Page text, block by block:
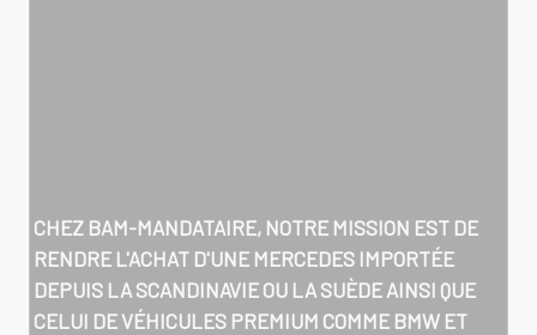
CHEZ BAM-MANDATAIRE, NOTRE MISSION EST DE
RENDRE L'ACHAT D'UNE MERCEDES IMPORTÉE
DEPUIS LA SCANDINAVIE OU LA SUÈDE AINSI QUE
CELUI DE VÉHICULES PREMIUM COMME BMW ET